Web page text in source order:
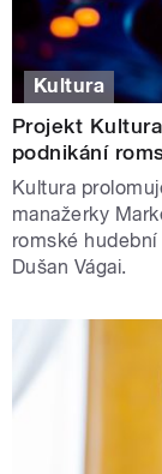
Kultura
Projekt
podnikání
Kultura
manažerky
romské
Dušan Vágai.